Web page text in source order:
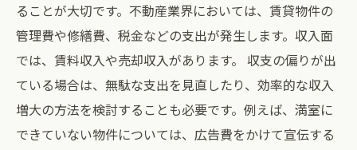
ることが大切です。不動産業界においては、賃貸物件の
管理費や修繕費、税金などの支出が発生します。収入面
では、賃料収入や売却収入があります。 収支の偏りが出
ている場合は、無駄な支出を見直したり、効率的な収入
増大の方法を検討することも必要です。例えば、満室に
できていない物件については、広告費をかけて宣伝する